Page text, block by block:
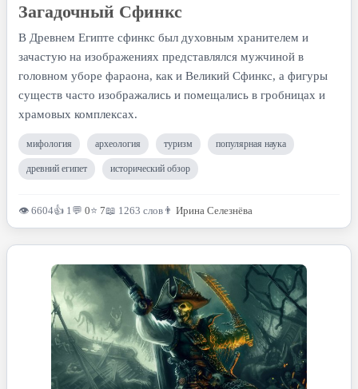
Загадочный Сфинкс
В Древнем Египте сфинкс был духовным хранителем и
зачастую на изображениях представлялся мужчиной в
головном уборе фараона, как и Великий Сфинкс, а фигуры
существ часто изображались и помещались в гробницах и
храмовых комплексах.
мифология археология туризм популярная наука
древний египет исторический обзор
👁 6604👍 1 💬 0⭐ 7📖 1263 слов 👨 Ирина Селезнёва